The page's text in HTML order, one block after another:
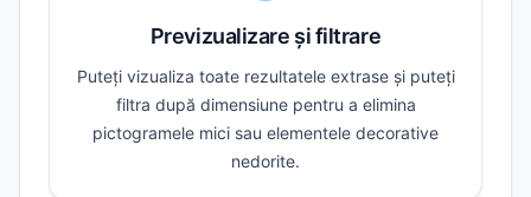
Previzualizare și filtrare
Puteți vizualiza toate rezultatele extrase și puteți
filtra după dimensiune pentru a elimina
pictogramele mici sau elementele decorative
nedorite.